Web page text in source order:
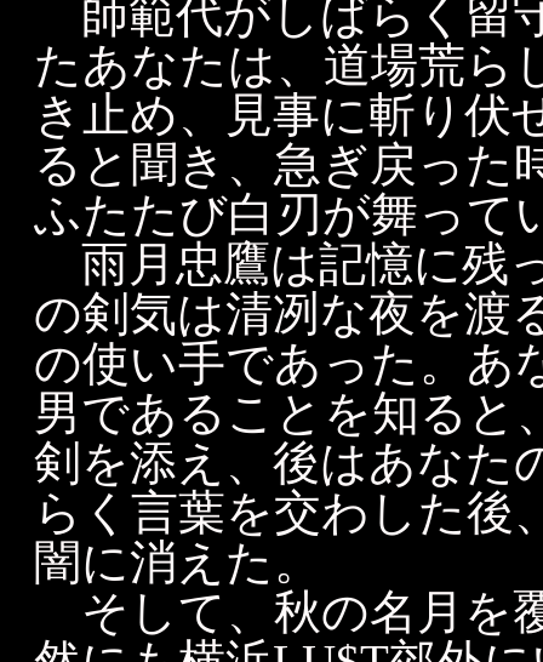
師範代がしばらく留
たあなたは、道場荒ら
き止め、見事に斬り伏
ると聞き、急ぎ戻った
ふたたび白刃が舞って
雨月忠鷹は記憶に残
の剣気は清冽な夜を渡
の使い手であった。あ
男であることを知ると
剣を添え、後はあなた
らく言葉を交わした後
闇に消えた。
そして、秋の名月を